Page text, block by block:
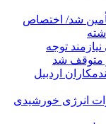
تأمین شد/ اختصاص
توجه
گندمکاران اردبیل
برای تولید ۴۰۰ مگاوات انرژی خورشیدی